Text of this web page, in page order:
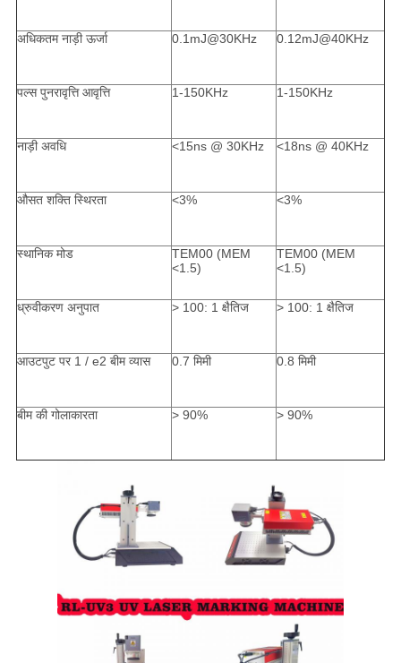
अधिकतम नाड़ी ऊर्जा 0.1mJ@30KHz 0.12mJ@40KHz
पल्स पुनरावृत्ति आवृत्ति 1-150KHz 1-150KHz
नाड़ी अवधि <15ns @ 30KHz <18ns @ 40KHz
औसत शक्ति स्थिरता <3% <3%
स्थानिक मोड
TEM00 (MEM
<1.5)
TEM00 (MEM
<1.5)
ध्रुवीकरण अनुपात > 100: 1 क्षैतिज > 100: 1 क्षैतिज
आउटपुट पर 1 / e2 बीम व्यास 0.7 मिमी 0.8 मिमी
बीम की गोलाकारता > 90% > 90%